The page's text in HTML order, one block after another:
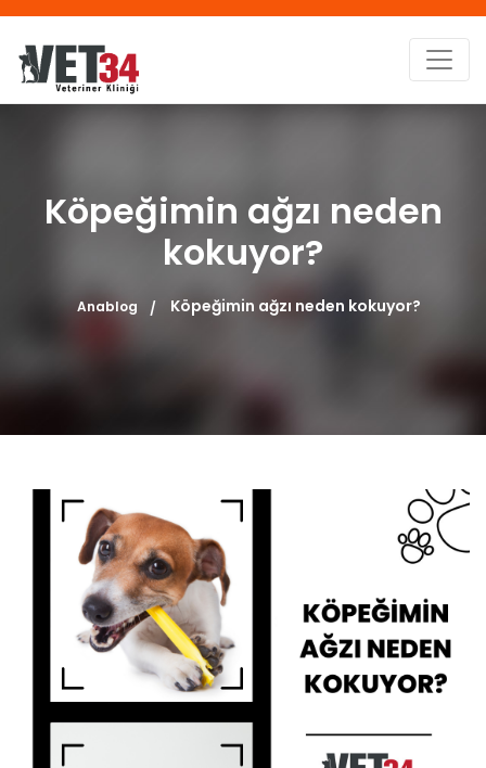
Köpeğimin ağzı neden
kokuyor?
Anablog Köpeğimin ağzı neden kokuyor?